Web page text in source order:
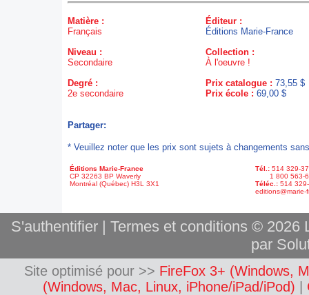
Matière :
Français
Niveau :
Secondaire
Degré :
2e secondaire
Éditeur :
Éditions Marie-France
Collection :
À l'oeuvre !
Prix catalogue : 73,55 $
Prix école : 69,00 $
Partager:
* Veuillez noter que les prix sont sujets à changements
Éditions Marie-France
CP 32263 BP Waverly
Montréal (Québec) H3L 3X1
Tél.: 514 329-
1 800 563-
Téléc.: 514
editions@marie-
S'authentifier| Termes et conditions © 2026
par
Site optimisé pour >> FireFox 3+ (Windows,
(Windows, Mac, Linux, iPhone/iPad/iPod)